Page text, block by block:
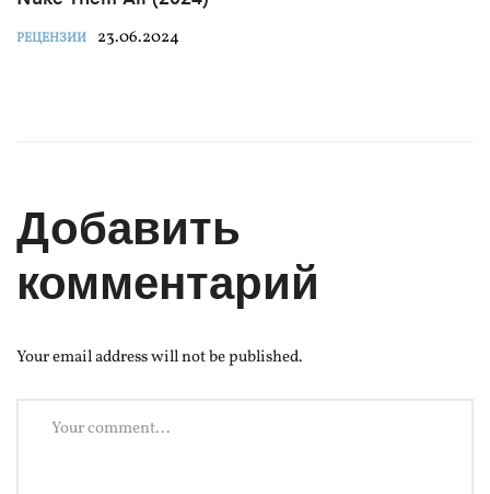
РЕЦЕНЗИИ 23.06.2024
Добавить
комментарий
Your email address will not be published.